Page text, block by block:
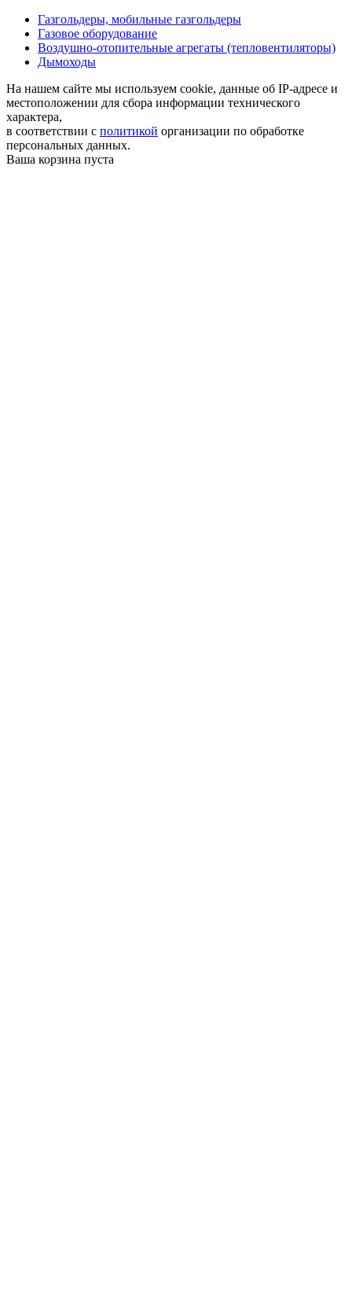
Газгольдеры, мобильные газгольдеры
Газовое оборудование
Воздушно-отопительные агрегаты (тепловентиляторы)
Дымоходы
На нашем сайте мы используем cookie, данные об IP-адресе и
местоположении для сбора информации технического
характера,
в соответствии с политикой организации по обработке
персональных данных.
Ваша корзина пуста